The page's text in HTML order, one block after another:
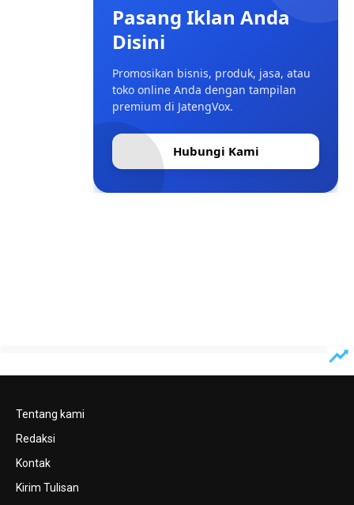
Pasang Iklan Anda
Disini
Promosikan bisnis, produk, jasa, atau
toko online Anda dengan tampilan
premium di JatengVox.
Hubungi Kami
Tentang kami
Redaksi
Kontak
Kirim Tulisan